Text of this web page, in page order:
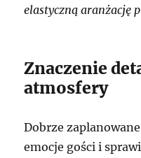
elastyczną aranżację
Znaczenie
atmosfery
Dobrze
emocje gości i